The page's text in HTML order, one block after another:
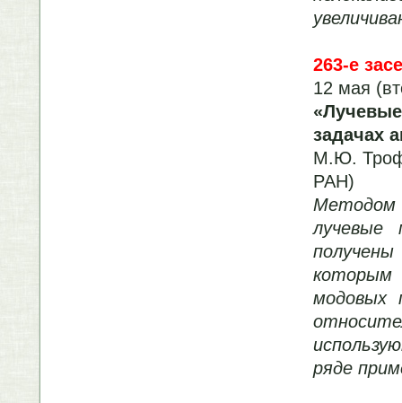
263-е
12 мая
задачах
М.Ю.
РАН)
Методом
лучевые
модовых
ряде